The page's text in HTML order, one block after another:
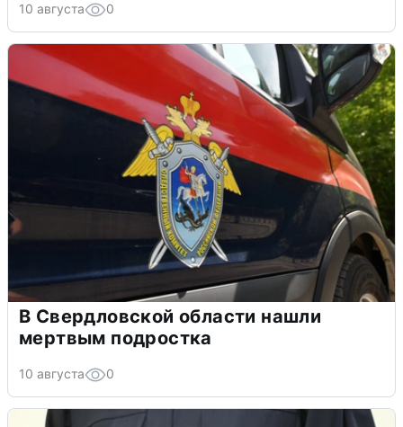
10 августа 0
В Свердловской области нашли
мертвым подростка
10 августа 0